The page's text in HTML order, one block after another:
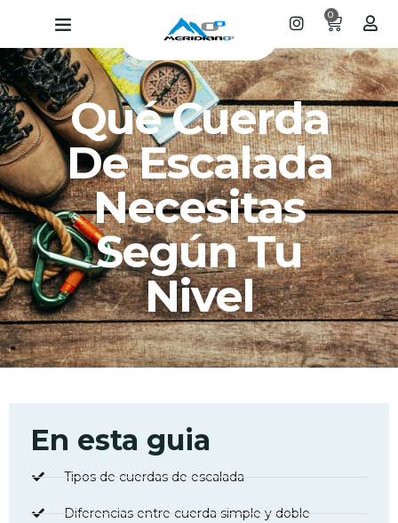
0
Qué Cuerda
De Escalada
Necesitas
Según Tu
Nivel
En esta guia
Tipos de cuerdas de escalada
Diferencias entre cuerda simple y doble